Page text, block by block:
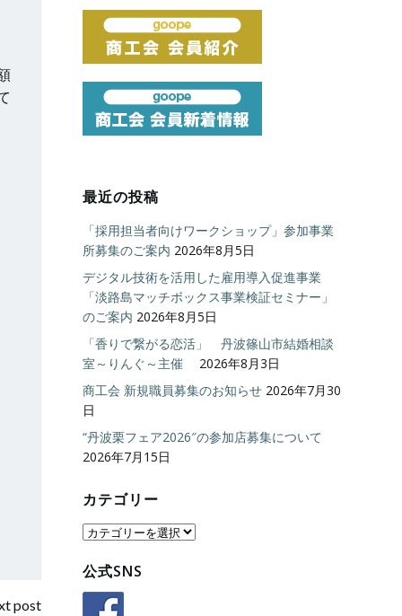
post
最近の投稿
「採用担当者向けワークショップ」参加事業
所募集のご案内 2026年8月5日
デジタル技術を活用した雇用導入促進事業
「淡路島マッチボックス事業検証セミナー」
のご案内 2026年8月5日
「香りで繋がる恋活」 丹波篠山市結婚相談
室～りんぐ～主催
2026年8月3日
商工会 新規職員募集のお知らせ 2026年7月30
日
“丹波栗フェア2026″の参加店募集について
2026年7月15日
カテゴリー
カ
ゴ
リ
公式SNS